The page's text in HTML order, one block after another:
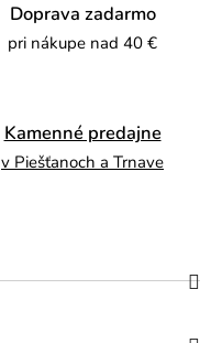
Doprava zadarmo
pri nákupe nad 40 €
Kamenné predajne
v Piešťanoch a Trnave